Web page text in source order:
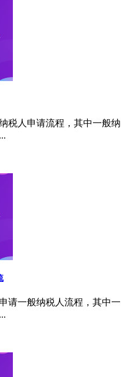
税人申请流程，其中一般纳
请一般纳税人流程，其中一